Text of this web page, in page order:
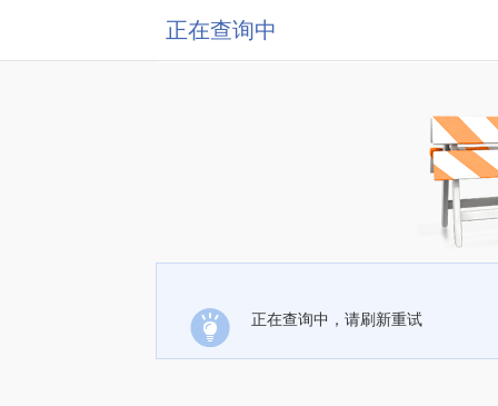
正在查询中
正在查询中，请刷新重试